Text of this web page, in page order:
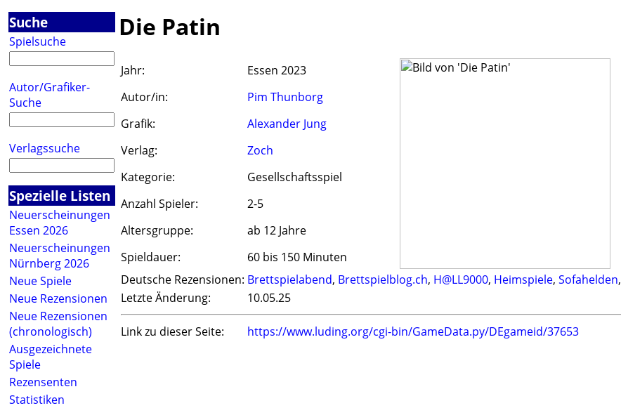
Suche
Spielsuche
Autor/Grafiker-
Suche
Verlagssuche
Spezielle Listen
Neuerscheinungen
Essen 2026
Neuerscheinungen
Nürnberg 2026
Neue Spiele
Neue Rezensionen
Neue Rezensionen
(chronologisch)
Ausgezeichnete
Spiele
Rezensenten
Statistiken
Die Patin
Jahr:
Essen 2023
Autor/in:
Pim Thunborg
Grafik:
Alexander Jung
Verlag:
Zoch
Kategorie:
Gesellschaftsspiel
Anzahl Spieler:
2-5
Altersgruppe:
ab 12 Jahre
Spieldauer:
60 bis 150 Minuten
Deutsche Rezensionen: Brettspielabend, Brettspielblog.ch, H@LL9000, Heimspiele, Sofahelden,
Letzte Änderung:
10.05.25
Link zu dieser Seite: https://www.luding.org/cgi-bin/GameData.py/DEgameid/37653